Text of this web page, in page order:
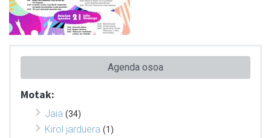
Agenda osoa
Motak:
Jaia (34)
Kirol jarduera (1)